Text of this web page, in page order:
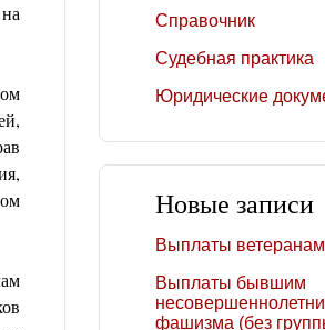
Справочник
Судебная практика
Юридические
Новые записи
Выплаты
Выплаты бывшим
фашизма (без